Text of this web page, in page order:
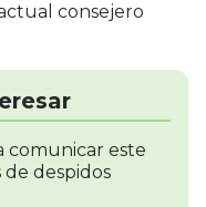
consejero
comunicar este
de despidos